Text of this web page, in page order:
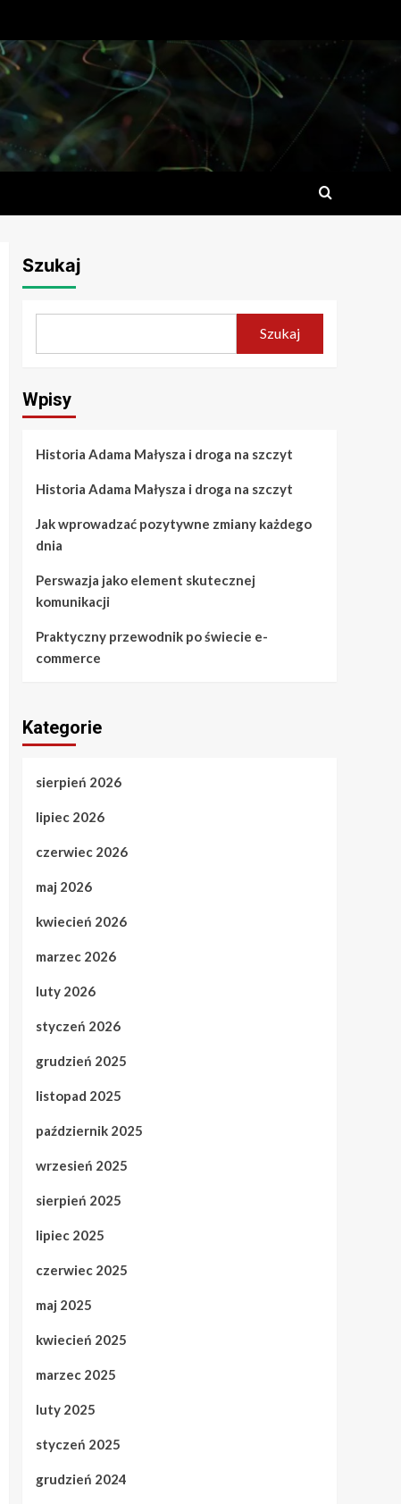
Szukaj
Szukaj
Wpisy
Historia Adama Małysza i droga na szczyt
Historia Adama Małysza i droga na szczyt
Jak wprowadzać pozytywne zmiany każdego
dnia
Perswazja jako element skutecznej
komunikacji
Praktyczny przewodnik po świecie e-
commerce
Kategorie
sierpień 2026
lipiec 2026
czerwiec 2026
maj 2026
kwiecień 2026
marzec 2026
luty 2026
styczeń 2026
grudzień 2025
listopad 2025
październik 2025
wrzesień 2025
sierpień 2025
lipiec 2025
czerwiec 2025
maj 2025
kwiecień 2025
marzec 2025
luty 2025
styczeń 2025
grudzień 2024